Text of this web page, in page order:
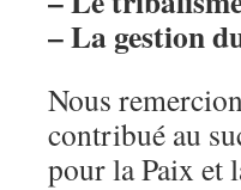
– La gestion
Nous
contribué au
pour la Paix et